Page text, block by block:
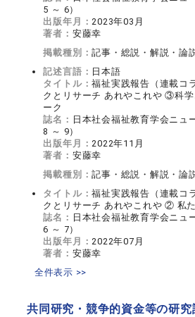
5 ～ 6）
出版年月：2023年03月
著者： 安藤幸
掲載種別：記事・総説・解説・論
記述言語： 日本語
タイトル：福祉実践報告（連載コ
クとリサーチ あれやこれや ③科学
ーク
誌名： 日本社会福祉教育学会ニ
8 ～ 9）
出版年月：2022年11月
著者： 安藤幸
掲載種別：記事・総説・解説・論
タイトル：福祉実践報告（連載コ
クとリサーチ あれやこれや ② 私
誌名： 日本社会福祉教育学会ニ
6 ～ 7）
出版年月：2022年07月
著者： 安藤幸
全件表示 >>
共同研究・競争的資金等の研究